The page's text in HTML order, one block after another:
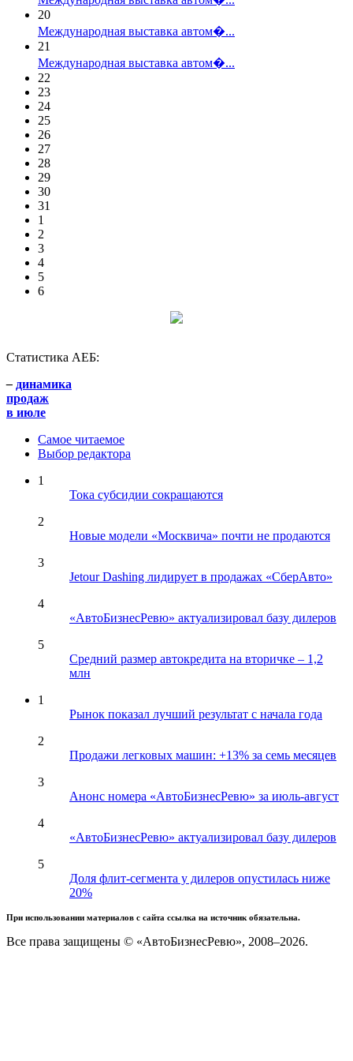
20
Международная выставка автом�...
21
Международная выставка автом�...
22
23
24
25
26
27
28
29
30
31
1
2
3
4
5
6
Статистика АЕБ:
– динамика
продаж
в июле
Самое читаемое
Выбор редактора
1
Тока субсидии сокращаются
2
Новые модели «Москвича» почти не продаются
3
Jetour Dashing лидирует в продажах «СберАвто»
4
«АвтоБизнесРевю» актуализировал базу дилеров
5
Средний размер автокредита на вторичке – 1,2
млн
1
Рынок показал лучший результат с начала года
2
Продажи легковых машин: +13% за семь месяцев
3
Анонс номера «АвтоБизнесРевю» за июль-август
4
«АвтоБизнесРевю» актуализировал базу дилеров
5
Доля флит-сегмента у дилеров опустилась ниже
20%
При использовании материалов с сайта ссылка на источник обязательна.
Все права защищены © «АвтоБизнесРевю», 2008–2026.